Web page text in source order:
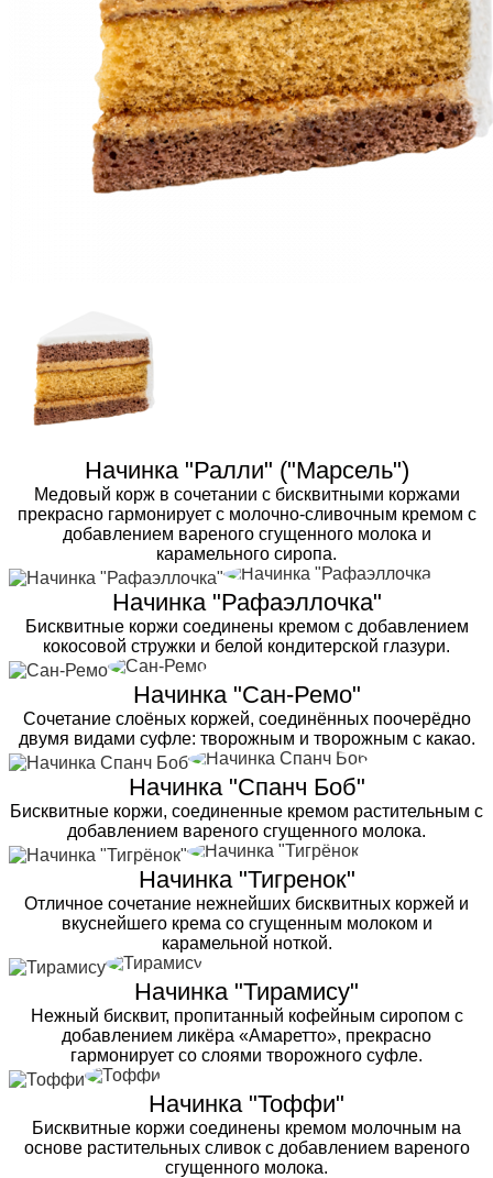
Начинка "Ралли" ("Марсель")
Медовый корж в сочетании с бисквитными коржами
прекрасно гармонирует с молочно-сливочным кремом с
добавлением вареного сгущенного молока и
карамельного сиропа.
Начинка "Рафаэллочка"
Бисквитные коржи соединены кремом с добавлением
кокосовой стружки и белой кондитерской глазури.
Начинка "Сан-Ремо"
Сочетание слоёных коржей, соединённых поочерёдно
двумя видами суфле: творожным и творожным с какао.
Начинка "Спанч Боб"
Бисквитные коржи, соединенные кремом растительным с
добавлением вареного сгущенного молока.
Начинка "Тигренок"
Отличное сочетание нежнейших бисквитных коржей и
вкуснейшего крема со сгущенным молоком и
карамельной ноткой.
Начинка "Тирамису"
Нежный бисквит, пропитанный кофейным сиропом с
добавлением ликёра «Амаретто», прекрасно
гармонирует со слоями творожного суфле.
Начинка "Тоффи"
Бисквитные коржи соединены кремом молочным на
основе растительных сливок с добавлением вареного
сгущенного молока.